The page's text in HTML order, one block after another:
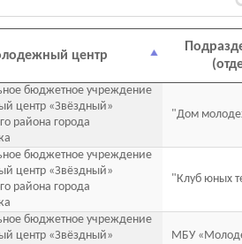
центр
бюджетное учреждение
центр «Звёздный»
района города
"Дом
бюджетное учреждение
центр «Звёздный»
района города
"Клуб юных
бюджетное учреждение
центр «Звёздный»
МБУ